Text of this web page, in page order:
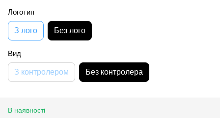
Логотип
З лого Без лого
Вид
З контролером Без контролера
В наявності